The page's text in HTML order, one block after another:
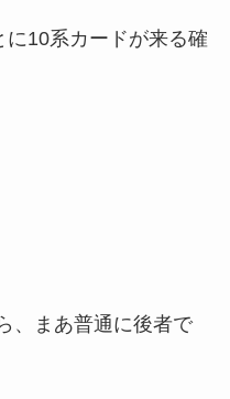
10系カードが来る確
、まあ普通に後者で